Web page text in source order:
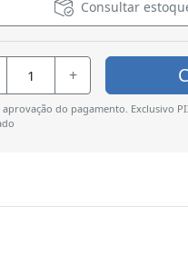
Consultar
+
do pagamento. Exclusivo